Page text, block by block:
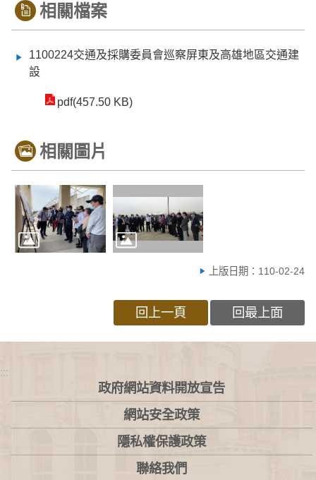
相關檔案
1100224交通及採購委員會巡察屏東及高雄地區交通建
設
pdf(457.50 KB)
相關圖片
上版日期：110-02-24
回上一頁 回最上面
:::
政府網站資料開放宣告
網站安全政策
隱私權保護政策
聯絡我們